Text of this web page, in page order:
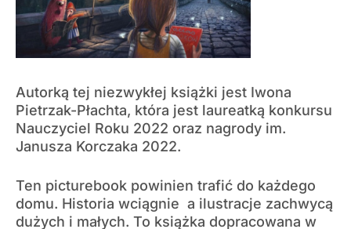
Autorką tej niezwykłej książki jest Iwona
Pietrzak-Płachta, która jest laureatką konkursu
Nauczyciel Roku 2022 oraz nagrody im.
Janusza Korczaka 2022.
Ten picturebook powinien trafić do każdego
domu. Historia wciągnie a ilustracje zachwycą
dużych i małych. To książka dopracowana w